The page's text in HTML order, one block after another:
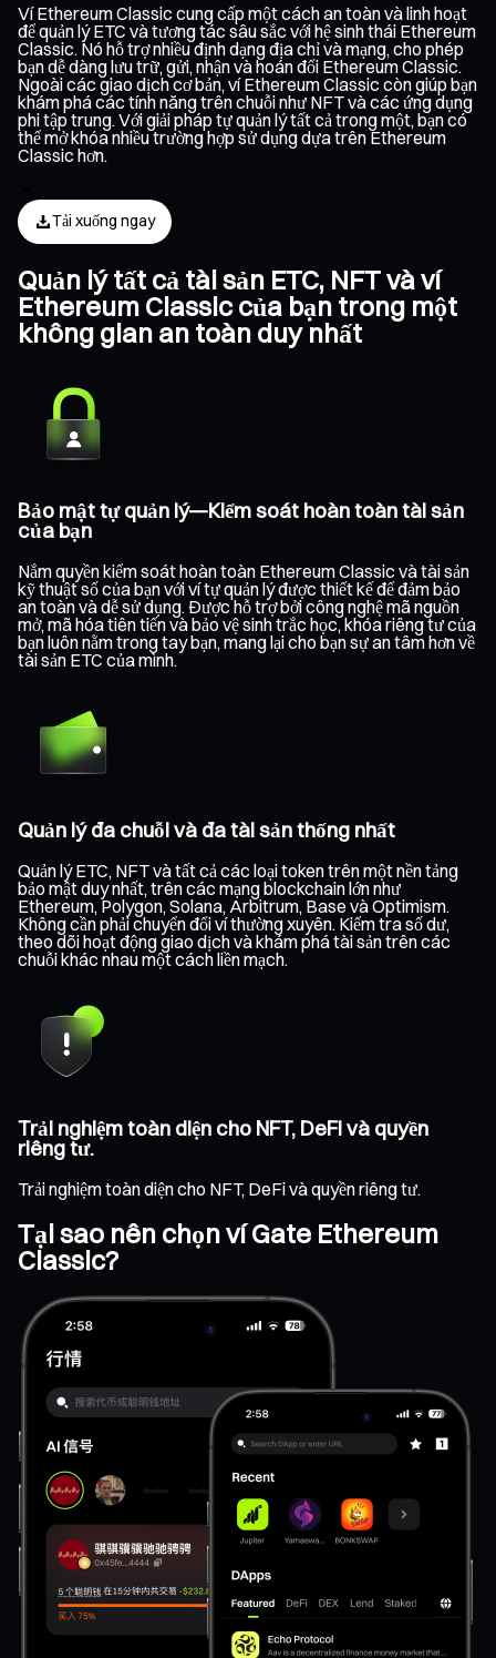
Ví Ethereum Classic cung cấp một cách an toàn và linh hoạt
để quản lý ETC và tương tác sâu sắc với hệ sinh thái Ethereum
Classic. Nó hỗ trợ nhiều định dạng địa chỉ và mạng, cho phép
bạn dễ dàng lưu trữ, gửi, nhận và hoán đổi Ethereum Classic.
Ngoài các giao dịch cơ bản, ví Ethereum Classic còn giúp bạn
khám phá các tính năng trên chuỗi như NFT và các ứng dụng
phi tập trung. Với giải pháp tự quản lý tất cả trong một, bạn có
thể mở khóa nhiều trường hợp sử dụng dựa trên Ethereum
Classic hơn.
Tải xuống ngay
Quản lý tất cả tài sản ETC, NFT và ví
Ethereum Classic của bạn trong một
không gian an toàn duy nhất
Bảo mật tự quản lý—Kiểm soát hoàn toàn tài sản
của bạn
Nắm quyền kiểm soát hoàn toàn Ethereum Classic và tài sản
kỹ thuật số của bạn với ví tự quản lý được thiết kế để đảm bảo
an toàn và dễ sử dụng. Được hỗ trợ bởi công nghệ mã nguồn
mở, mã hóa tiên tiến và bảo vệ sinh trắc học, khóa riêng tư của
bạn luôn nằm trong tay bạn, mang lại cho bạn sự an tâm hơn về
tài sản ETC của mình.
Quản lý đa chuỗi và đa tài sản thống nhất
Quản lý ETC, NFT và tất cả các loại token trên một nền tảng
bảo mật duy nhất, trên các mạng blockchain lớn như
Ethereum, Polygon, Solana, Arbitrum, Base và Optimism.
Không cần phải chuyển đổi ví thường xuyên. Kiểm tra số dư,
theo dõi hoạt động giao dịch và khám phá tài sản trên các
chuỗi khác nhau một cách liền mạch.
Trải nghiệm toàn diện cho NFT, DeFi và quyền
riêng tư.
Trải nghiệm toàn diện cho NFT, DeFi và quyền riêng tư.
Tại sao nên chọn ví Gate Ethereum
Classic?